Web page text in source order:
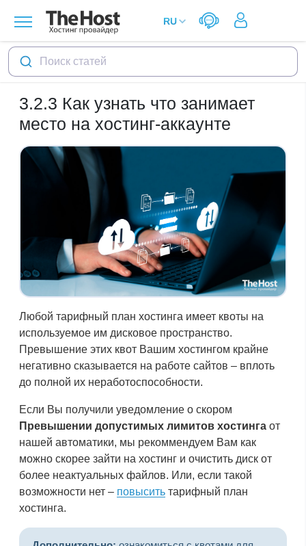
Поиск статей
3.2.3 Как узнать что занимает
место на хостинг-аккаунте
Любой тарифный план хостинга имеет квоты на
используемое им дисковое пространство.
Превышение этих квот Вашим хостингом крайне
негативно сказывается на работе сайтов – вплоть
до полной их неработоспособности.
Если Вы получили уведомление о скором
Превышении допустимых лимитов хостинга от
нашей автоматики, мы рекоммендуем Вам как
можно скорее зайти на хостинг и очистить диск от
более неактуальных файлов. Или, если такой
возможности нет – повысить тарифный план
хостинга.